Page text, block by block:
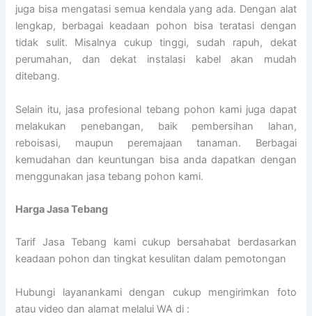
juga bisa mengatasi semua kendala yang ada. Dengan alat
lengkap, berbagai keadaan pohon bisa teratasi dengan
tidak sulit. Misalnya cukup tinggi, sudah rapuh, dekat
perumahan, dan dekat instalasi kabel akan mudah
ditebang.
Selain itu, jasa profesional tebang pohon kami juga dapat
melakukan penebangan, baik pembersihan lahan,
reboisasi, maupun peremajaan tanaman. Berbagai
kemudahan dan keuntungan bisa anda dapatkan dengan
menggunakan jasa tebang pohon kami.
Harga Jasa Tebang
Tarif Jasa Tebang kami cukup bersahabat berdasarkan
keadaan pohon dan tingkat kesulitan dalam pemotongan
Hubungi layanankami dengan cukup mengirimkan foto
atau video dan alamat melalui WA di :